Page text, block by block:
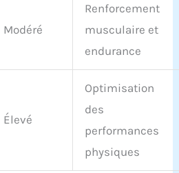
Modéré
Renforcement
musculaire et
endurance
Élevé
Optimisation
des
performances
physiques